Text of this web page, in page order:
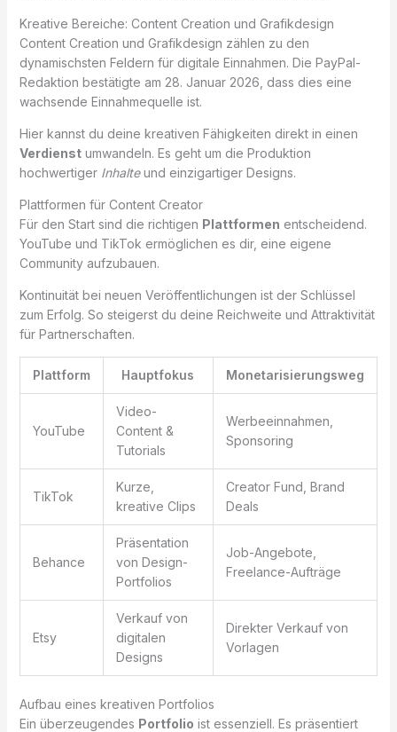
Kreative Bereiche: Content Creation und Grafikdesign
Content Creation und Grafikdesign zählen zu den
dynamischsten Feldern für digitale Einnahmen. Die PayPal-
Redaktion bestätigte am 28. Januar 2026, dass dies eine
wachsende Einnahmequelle ist.
Hier kannst du deine kreativen Fähigkeiten direkt in einen
Verdienstumwandeln. Es geht um die Produktion
hochwertiger Inhalteund einzigartiger Designs.
Plattformen für Content Creator
Für den Start sind die richtigen Plattformen entscheidend.
YouTube und TikTok ermöglichen es dir, eine eigene
Community aufzubauen.
Kontinuität bei neuen Veröffentlichungen ist der Schlüssel
zum Erfolg. So steigerst du deine Reichweite und Attraktivität
für Partnerschaften.
Plattform Hauptfokus Monetarisierungsweg
YouTube
Video-
Content &
Tutorials
Werbeeinnahmen,
Sponsoring
TikTok
Kurze,
kreative Clips
Creator Fund, Brand
Deals
Behance
Präsentation
von Design-
Portfolios
Job-Angebote,
Freelance-Aufträge
Etsy
Verkauf von
digitalen
Designs
Direkter Verkauf von
Vorlagen
Aufbau eines kreativen Portfolios
Ein überzeugendes Portfolio ist essenziell. Es präsentiert